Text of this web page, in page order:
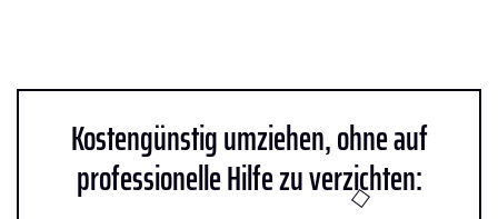
Kostengünstig umziehen, ohne auf
professionelle Hilfe zu verzichten: